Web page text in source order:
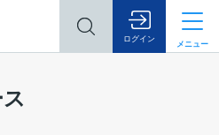
ログイン
メニュー